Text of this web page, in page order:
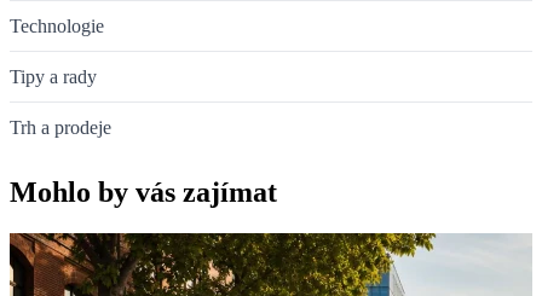
Technologie
Tipy a rady
Trh a prodeje
Mohlo by vás zajímat